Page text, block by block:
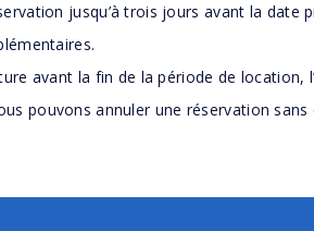
jusqu’à trois jours avant la date
avant la fin de la période de location,
pouvons annuler une réservation